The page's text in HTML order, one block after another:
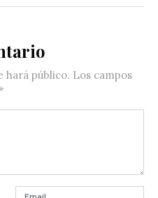
hará público. Los campos